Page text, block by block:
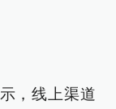
，线上渠道